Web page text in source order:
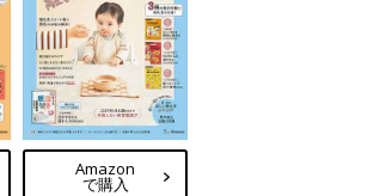
Amazon
で購入